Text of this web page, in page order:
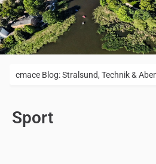
cmace Blog: Stralsund, Technik &
Sport